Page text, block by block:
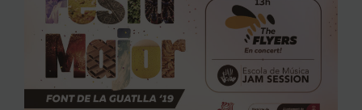
ACCES PROGRAM TO HIGHER SCHOOL
HIGHER SCHOOL